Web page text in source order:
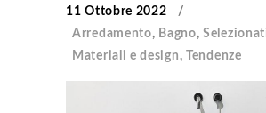
11 Ottobre 2022
Arredamento, Bagno,
Materiali e design, Tendenze